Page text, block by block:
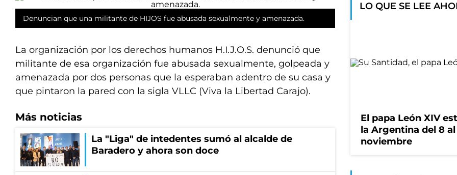
Denuncian que una militante de HIJOS fue abusada sexualmente y amenazada.
La organización por los derechos humanos H.I.J.O.S. denunció que
militante de esa organización fue abusada sexualmente, golpeada y
amenazada por dos personas que la esperaban adentro de su casa y
que pintaron la pared con la sigla VLLC (Viva la Libertad Carajo).
Más noticias
La "Liga" de intedentes sumó al alcalde de
Baradero y ahora son doce
LO QUE SE LEE
El papa León XIV
la Argentina del 8 al
noviembre